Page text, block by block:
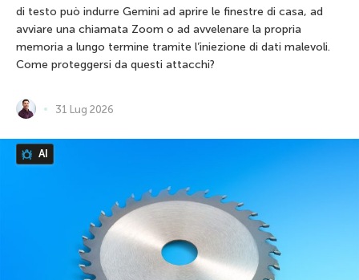
di testo può indurre Gemini ad aprire le finestre di casa, ad
avviare una chiamata Zoom o ad avvelenare la propria
memoria a lungo termine tramite l’iniezione di dati malevoli.
Come proteggersi da questi attacchi?
31 Lug 2026
AI